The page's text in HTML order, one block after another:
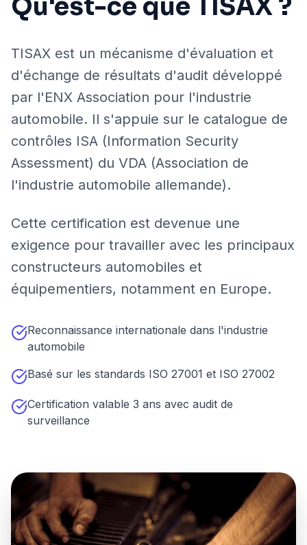
Qu'est-ce que TISAX ?
TISAX est un mécanisme d'évaluation et
d'échange de résultats d'audit développé
par l'ENX Association pour l'industrie
automobile. Il s'appuie sur le catalogue de
contrôles ISA (Information Security
Assessment) du VDA (Association de
l'industrie automobile allemande).
Cette certification est devenue une
exigence pour travailler avec les principaux
constructeurs automobiles et
équipementiers, notamment en Europe.
Reconnaissance internationale dans l'industrie
automobile
Basé sur les standards ISO 27001 et ISO 27002
Certification valable 3 ans avec audit de
surveillance